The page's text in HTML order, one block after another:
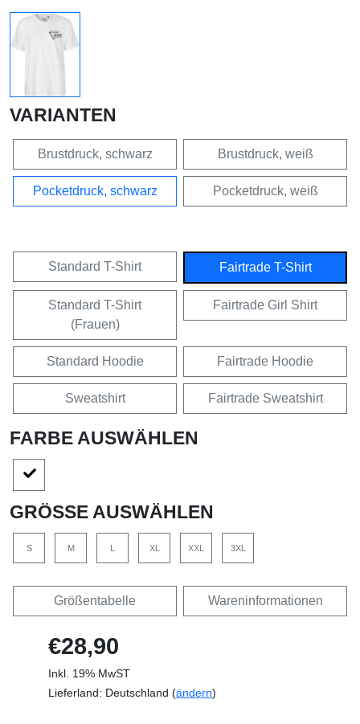
VARIANTEN
Brustdruck, schwarz Brustdruck, weiß
Pocketdruck, schwarz Pocketdruck, weiß
Standard T-Shirt Fairtrade T-Shirt
Standard T-Shirt
(Frauen)
Fairtrade Girl Shirt
Standard Hoodie Fairtrade Hoodie
Sweatshirt Fairtrade Sweatshirt
FARBE AUSWÄHLEN
GRÖSSE AUSWÄHLEN
S M XL XXL 3XL
Größentabelle Wareninformationen
€28,90
Inkl. 19% MwST
Lieferland: Deutschland (ändern)